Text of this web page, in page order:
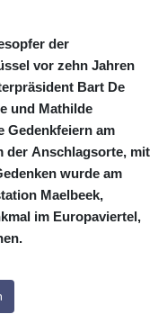
der
vor zehn Jahren
Bart De
und Mathilde
Gedenkfeiern am
der Anschlagsorte, mit
wurde am
Maelbeek,
im Europaviertel,